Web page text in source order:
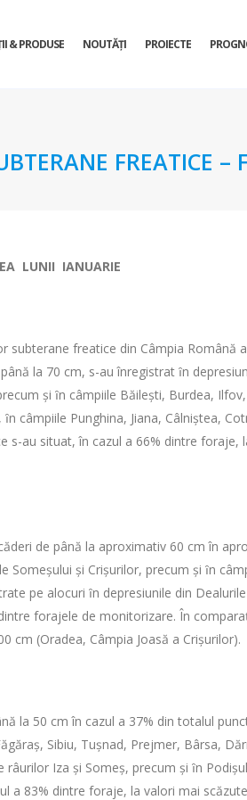
& PRODUSE NOUTĂȚI PROIECTE
FREATICE –
LUNII IANUARIE
freatice din Câmpia
la 70 cm, s-au înregistrat ȋn
şi ȋn câmpiile Băileşti, Burdea, Ilfov,
câmpiile Punghina, Jiana, Câlniştea,
s-au situat, în cazul a 66% dintre foraje,
de până la aproximativ 60 cm în
şi Crişurilor, precum şi ȋn
pe alocuri ȋn depresiunile din
forajele de monitorizare. În
cm (Oradea, Câmpia Joasă a Crişurilor).
la 50 cm în cazul a 37% din totalul
Sibiu, Tuşnad, Prejmer, Bârsa,
Iza şi Someş, precum şi ȋn
a 83% dintre foraje, la valori mai